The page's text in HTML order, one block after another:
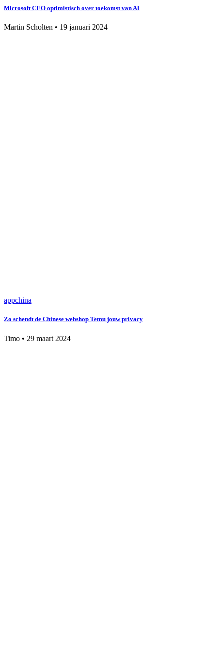
Microsoft CEO optimistisch over toekomst van AI
Martin Scholten • 19 januari 2024
appchina
Zo schendt de Chinese webshop Temu jouw privacy
Timo • 29 maart 2024